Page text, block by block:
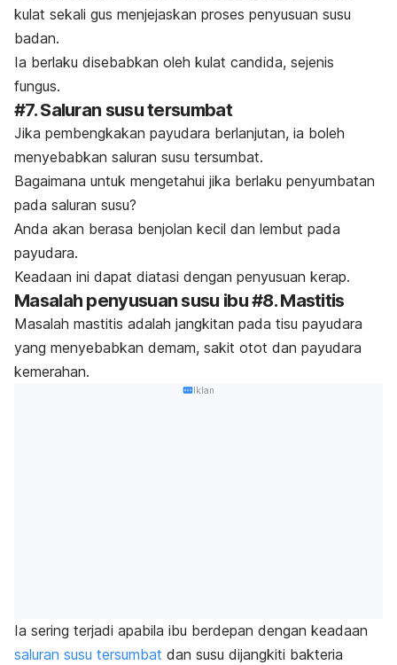
kulat sekali gus menjejaskan proses penyusuan susu
badan.
Ia berlaku disebabkan oleh kulat candida, sejenis
fungus.
#7. Saluran susu tersumbat
Jika pembengkakan payudara berlanjutan, ia boleh
menyebabkan saluran susu tersumbat.
Bagaimana untuk mengetahui jika berlaku penyumbatan
pada saluran susu?
Anda akan berasa benjolan kecil dan lembut pada
payudara.
Keadaan ini dapat diatasi dengan penyusuan kerap.
Masalah penyusuan susu ibu #8. Mastitis
Masalah mastitis adalah jangkitan pada tisu payudara
yang menyebabkan demam, sakit otot dan payudara
kemerahan.
Iklan
Ia sering terjadi apabila ibu berdepan dengan keadaan
saluran susu tersumbat dan susu dijangkiti bakteria